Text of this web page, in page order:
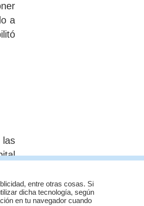
a
entre otras cosas. Si
dicha tecnología, según
en tu navegador cuando